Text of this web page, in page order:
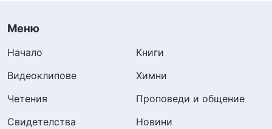
Меню
Начало
Книги
Видеоклипове
Химни
Четения
Проповеди и общение
Свидетелства
Новини